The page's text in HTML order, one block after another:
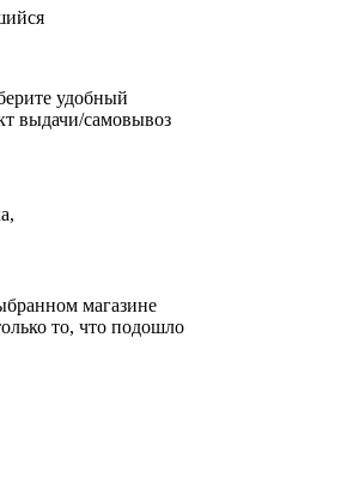
удобный
выдачи/самовывоз
магазине
то, что подошло